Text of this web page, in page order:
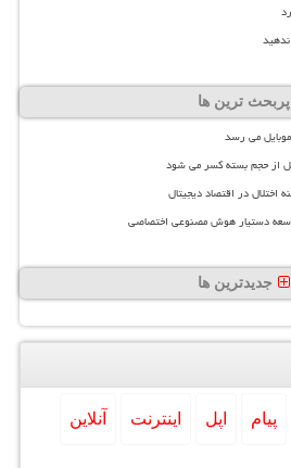
پربحث ترین ها
می رسد
از حجم بسته کسر می شود
اختلال در اقتصاد دیجیتال
دستیار هوش مصنوعی اختصاصی
جدیدترین ها
پیام اپل اینترنت آنلاین